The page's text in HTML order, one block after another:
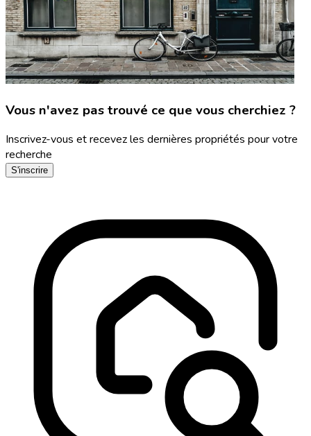
Vous n'avez pas trouvé ce que vous cherchiez ?
Inscrivez-vous et recevez les dernières propriétés pour votre
recherche
S'inscrire